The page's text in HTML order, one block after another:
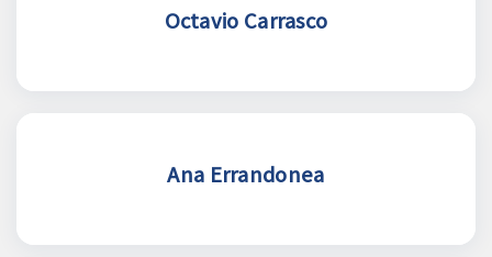
Octavio Carrasco
Ana Errandonea